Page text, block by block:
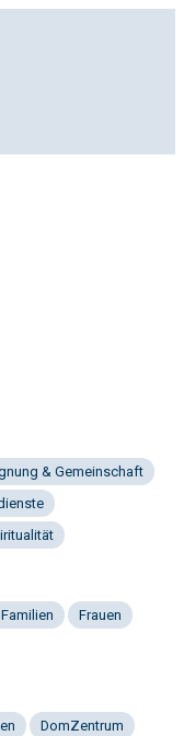
& Gemeinschaft
Frauen
DomZentrum